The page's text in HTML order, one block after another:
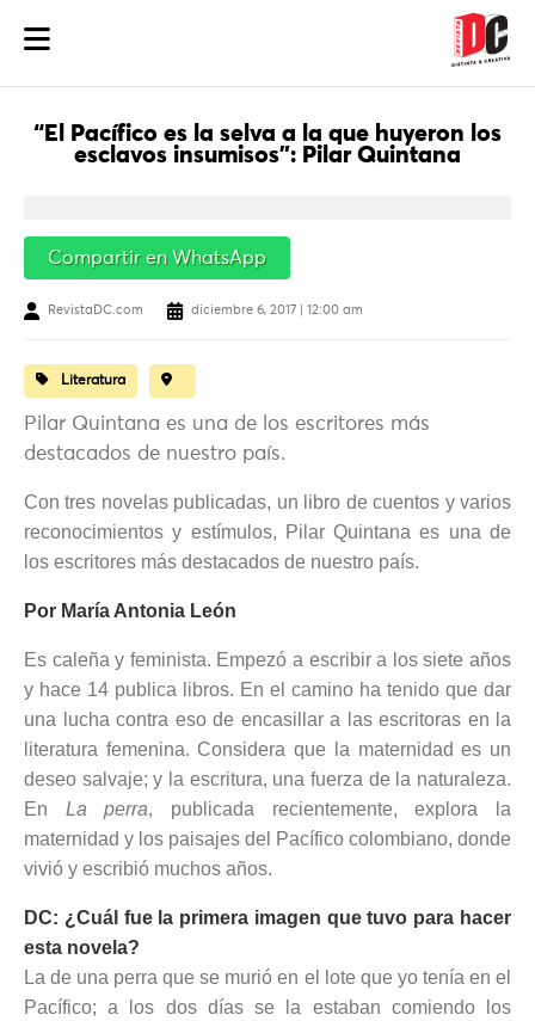
“El Pacífico es la selva a la que huyeron los
esclavos insumisos”: Pilar Quintana
Compartir en WhatsApp
RevistaDC.com diciembre 6, 2017 | 12:00 am
Literatura
Pilar Quintana es una de los escritores más
destacados de nuestro país.
Con tres novelas publicadas, un libro de cuentos y varios
reconocimientos y estímulos, Pilar Quintana es una de
los escritores más destacados de nuestro país.
Por María Antonia León
Es caleña y feminista. Empezó a escribir a los siete años
y hace 14 publica libros. En el camino ha tenido que dar
una lucha contra eso de encasillar a las escritoras en la
literatura femenina. Considera que la maternidad es un
deseo salvaje; y la escritura, una fuerza de la naturaleza.
En La perra, publicada recientemente, explora la
maternidad y los paisajes del Pacífico colombiano, donde
vivió y escribió muchos años.
DC: ¿Cuál fue la primera imagen que tuvo para hacer
esta novela?
La de una perra que se murió en el lote que yo tenía en el
Pacífico; a los dos días se la estaban comiendo los